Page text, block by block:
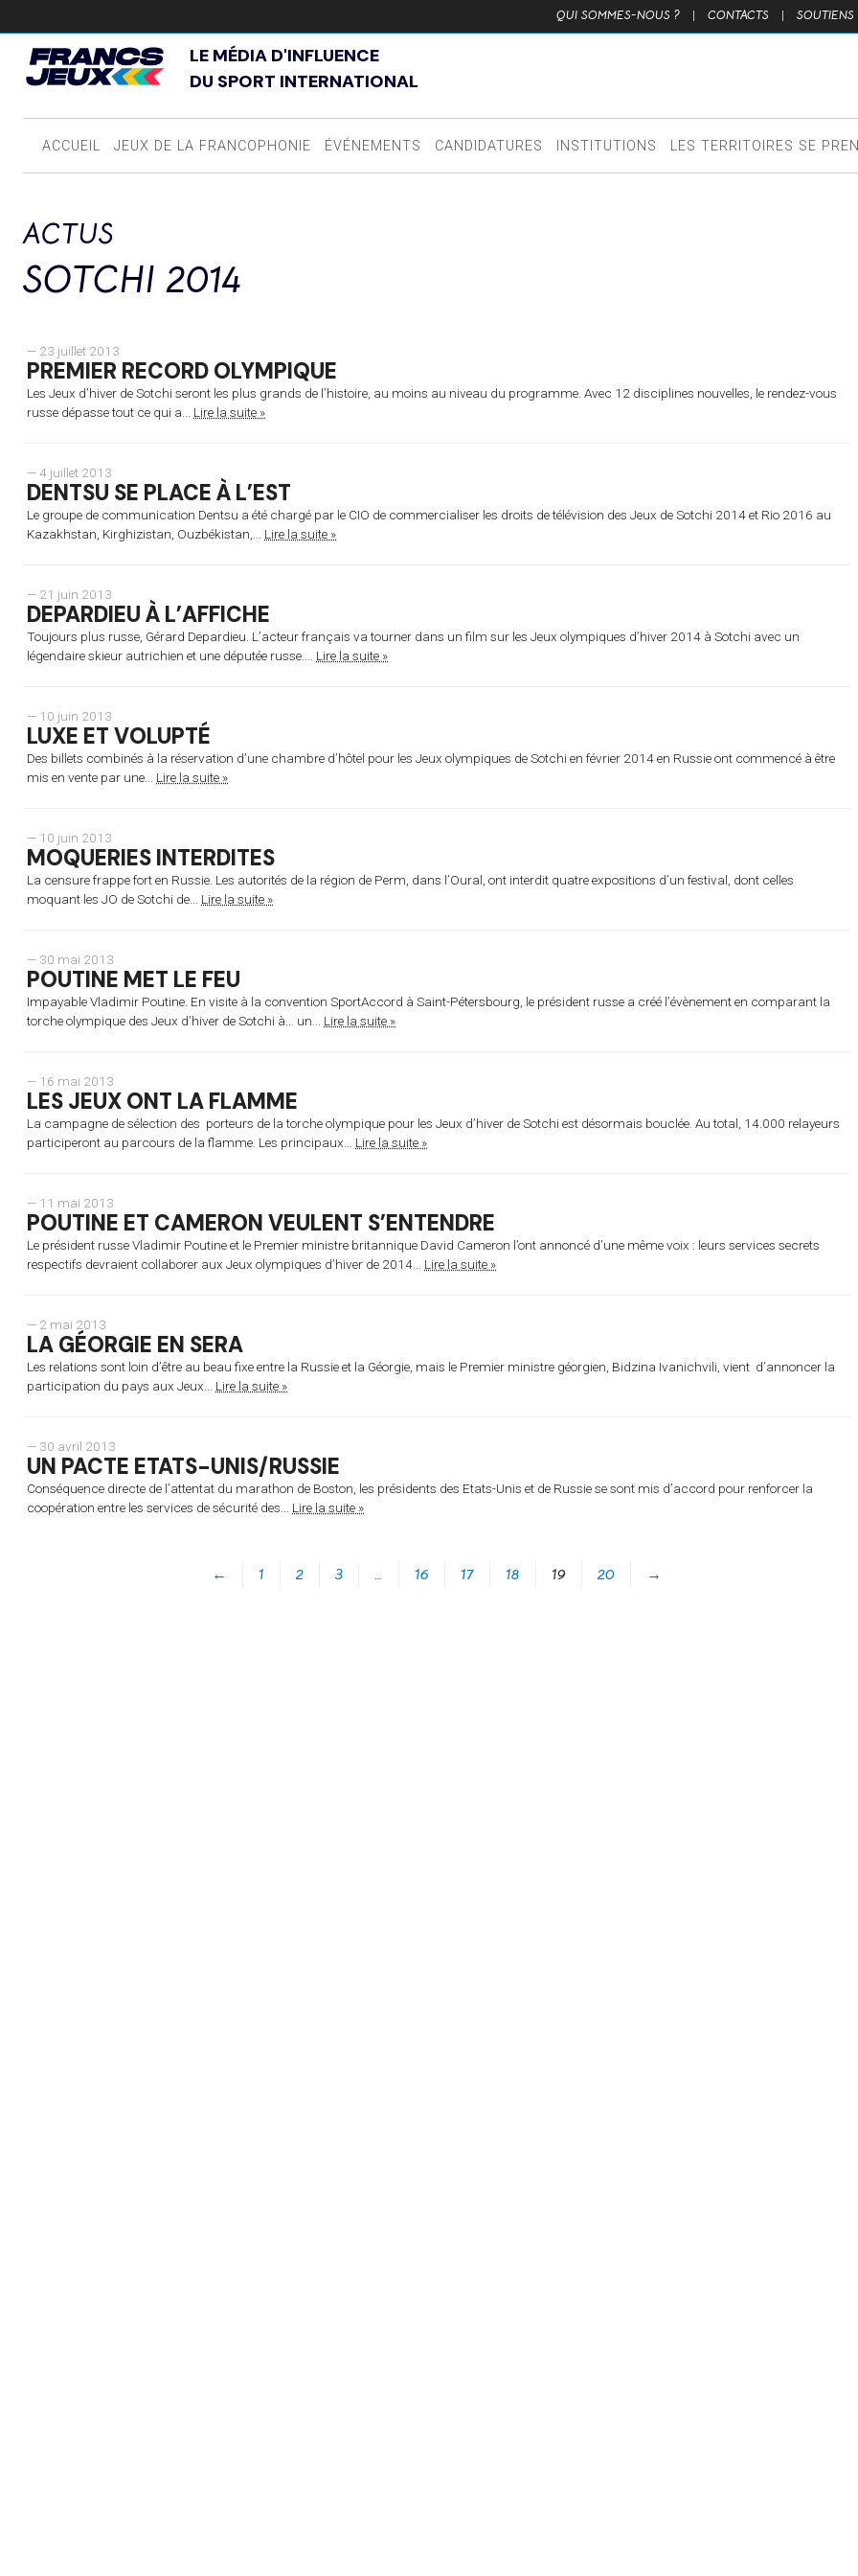
QUI SOMMES-NOUS ? | CONTACTS | SOUTIENS
LE MÉDIA D'INFLUENCE
DU SPORT INTERNATIONAL
ACCUEIL JEUX DE LA FRANCOPHONIE ÉVÉNEMENTS CANDIDATURES INSTITUTIONS LES TERRITOIRES SE
ACTUS
SOTCHI 2014
— 23 juillet 2013
PREMIER RECORD OLYMPIQUE
Les Jeux d’hiver de Sotchi seront les plus grands de l’histoire, au moins au niveau du programme. Avec 12 disciplines nouvelles, le rendez-vous
russe dépasse tout ce qui a... Lire la suite »
— 4 juillet 2013
DENTSU SE PLACE À L’EST
Le groupe de communication Dentsu a été chargé par le CIO de commercialiser les droits de télévision des Jeux de Sotchi 2014 et Rio 2016 au
Kazakhstan, Kirghizistan, Ouzbékistan,... Lire la suite »
— 21 juin 2013
DEPARDIEU À L’AFFICHE
Toujours plus russe, Gérard Depardieu. L’acteur français va tourner dans un film sur les Jeux olympiques d’hiver 2014 à Sotchi avec un
légendaire skieur autrichien et une députée russe.... Lire la suite »
— 10 juin 2013
LUXE ET VOLUPTÉ
Des billets combinés à la réservation d’une chambre d’hôtel pour les Jeux olympiques de Sotchi en février 2014 en Russie ont commencé à être
mis en vente par une... Lire la suite »
— 10 juin 2013
MOQUERIES INTERDITES
La censure frappe fort en Russie. Les autorités de la région de Perm, dans l’Oural, ont interdit quatre expositions d’un festival, dont celles
moquant les JO de Sotchi de... Lire la suite »
— 30 mai 2013
POUTINE MET LE FEU
Impayable Vladimir Poutine. En visite à la convention SportAccord à Saint-Pétersbourg, le président russe a créé l’évènement en comparant la
torche olympique des Jeux d’hiver de Sotchi à… un... Lire la suite »
— 16 mai 2013
LES JEUX ONT LA FLAMME
La campagne de sélection des porteurs de la torche olympique pour les Jeux d’hiver de Sotchi est désormais bouclée. Au total, 14.000 relayeurs
participeront au parcours de la flamme. Les principaux... Lire la suite »
— 11 mai 2013
POUTINE ET CAMERON VEULENT S’ENTENDRE
Le président russe Vladimir Poutine et le Premier ministre britannique David Cameron l’ont annoncé d’une même voix : leurs services secrets
respectifs devraient collaborer aux Jeux olympiques d’hiver de 2014... Lire la suite »
— 2 mai 2013
LA GÉORGIE EN SERA
Les relations sont loin d’être au beau fixe entre la Russie et la Géorgie, mais le Premier ministre géorgien, Bidzina Ivanichvili, vient d’annoncer la
participation du pays aux Jeux... Lire la suite »
— 30 avril 2013
UN PACTE ETATS-UNIS/RUSSIE
Conséquence directe de l’attentat du marathon de Boston, les présidents des Etats-Unis et de Russie se sont mis d’accord pour renforcer la
coopération entre les services de sécurité des... Lire la suite »
← 1 2 3 … 16 17 18 19 20 →